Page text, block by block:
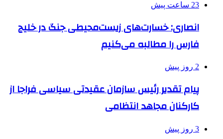
23 ساعت پیش
انصاری: خسارت‌های زیست‌محیطی جنگ در خلیج
فارس را مطالبه‌ می‌کنیم
2 روز پیش
پیام تقدیر رئیس سازمان عقیدتی سیاسی فراجا از
کارکنان مجاهد انتظامی
3 روز پیش